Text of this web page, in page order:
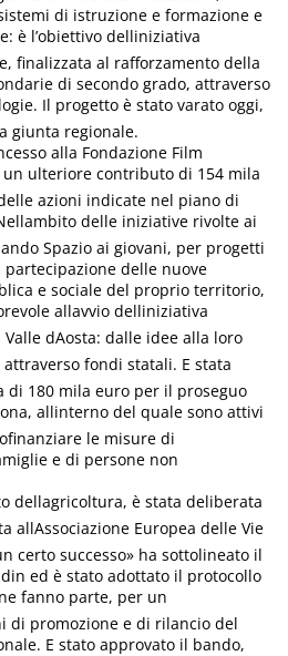
di istruzione e formazione e
è l’obiettivo delliniziativa
finalizzata al rafforzamento della
di secondo grado, attraverso
Il progetto è stato varato oggi,
giunta regionale.
alla Fondazione Film
un ulteriore contributo di 154 mila
azioni indicate nel piano di
delle iniziative rivolte ai
Spazio ai giovani, per progetti
delle nuove
e sociale del proprio territorio,
allavvio delliniziativa
dAosta: dalle idee alla loro
fondi statali. E stata
di 180 mila euro per il proseguo
allinterno del quale sono attivi
le misure di
e di persone non
dellagricoltura, è stata deliberata
allAssociazione Europea delle Vie
certo successo» ha sottolineato il
ed è stato adottato il protocollo
fanno parte, per un
di promozione e di rilancio del
E stato approvato il bando,